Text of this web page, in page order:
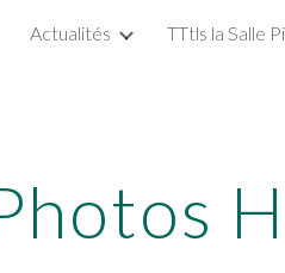
to main content
Actualités TTtls la Salle